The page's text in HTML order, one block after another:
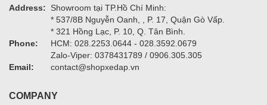
Address:
Showroom tại TP.Hồ Chí Minh:
* 537/8B Nguyễn Oanh, , P. 17, Quận Gò Vấp.
* 321 Hồng Lạc, P. 10, Q. Tân Bình.
Phone:
HCM: 028.2253.0644 - 028.3592.0679
Zalo-Viper: 0378431789 / 0906.305.305
Email:
contact@shopxedap.vn
COMPANY